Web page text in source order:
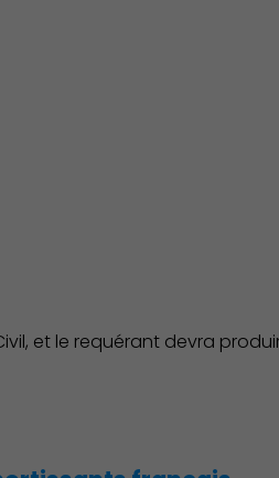
et le requérant devra